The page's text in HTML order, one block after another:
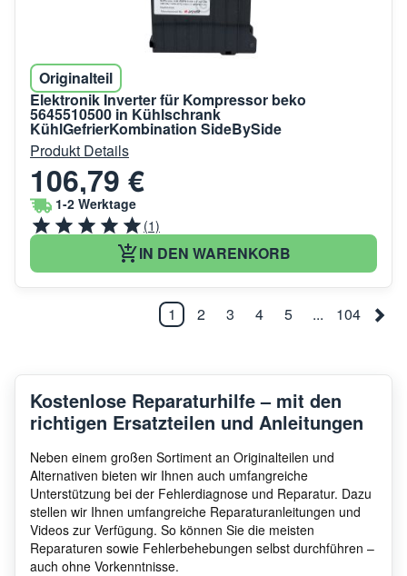
Originalteil
Elektronik Inverter für Kompressor beko
5645510500 in Kühlschrank
KühlGefrierKombination SideBySide
Produkt Details
106,79 €
1-2 Werktage
(1)
IN DEN WARENKORB
1 2 3 4 5 ... 104
Kostenlose Reparaturhilfe – mit den
richtigen Ersatzteilen und Anleitungen
Neben einem großen Sortiment an Originalteilen und
Alternativen bieten wir Ihnen auch umfangreiche
Unterstützung bei der Fehlerdiagnose und Reparatur. Dazu
stellen wir Ihnen umfangreiche Reparaturanleitungen und
Videos zur Verfügung. So können Sie die meisten
Reparaturen sowie Fehlerbehebungen selbst durchführen –
auch ohne Vorkenntnisse.